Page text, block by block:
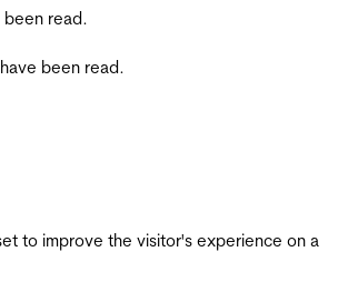
been read.
been read.
to improve the visitor's experience on a